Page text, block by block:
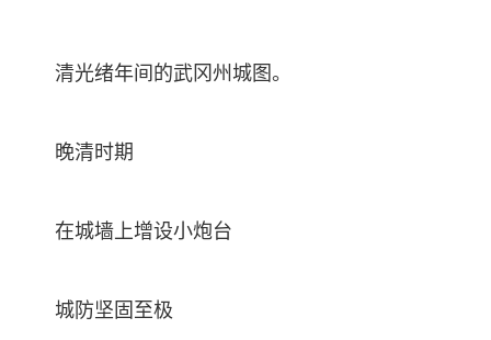
清光绪年间的武冈州城图。
晚清时期
在城墙上增设小炮台
城防坚固至极